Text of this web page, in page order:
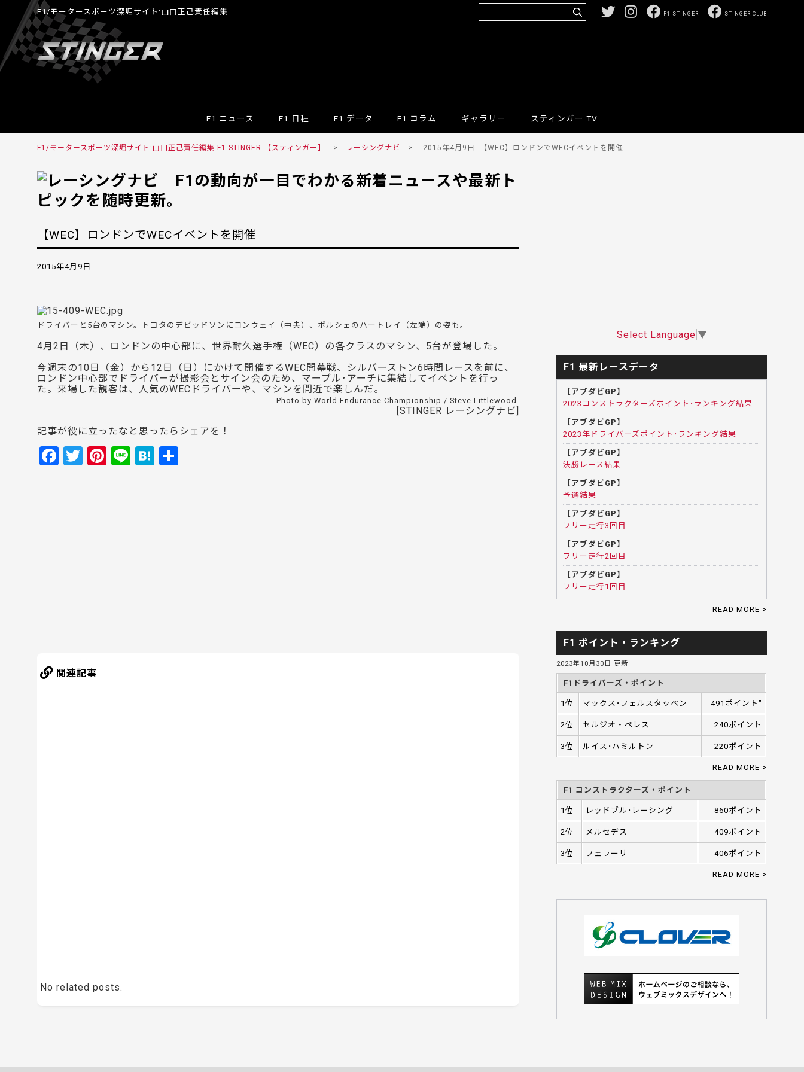
F1/モータースポーツ深堀サイト:山口正己責任編集 STINGER CLUB
F1 STINGER
F1 ニュース F1 日程 F1 データ F1 コラム ギャラリー スティンガー TV
F1/モータースポーツ深堀サイト:山口正己責任編集 F1 STINGER 【スティンガー】 > レーシングナビ > 2015年4月9日 【WEC】ロンドンでWECイベントを開催
【WEC】ロンドンでWECイベントを開催
2015年4月9日
ドライバーと5台のマシン。トヨタのデビッドソンにコンウェイ（中央）、ポルシェのハートレイ（左端）の姿も。
4月2日（木）、ロンドンの中心部に、世界耐久選手権（WEC）の各クラスのマシン、5台が登場した。
今週末の10日（金）から12日（日）にかけて開催するWEC開幕戦、シルバーストン6時間レースを前に、
ロンドン中心部でドライバーが撮影会とサイン会のため、マーブル･アーチに集結してイベントを行っ
た。来場した観客は、人気のWECドライバーや、マシンを間近で楽しんだ。
Photo by World Endurance Championship / Steve Littlewood
[STINGER レーシングナビ]
記事が役に立ったなと思ったらシェアを！
F
T
Pi Li H
関連記事
No related posts.
Select Language ▼
F1 最新レースデータ
【アブダビGP】
2023コンストラクターズポイント･ランキング結果
【アブダビGP】
2023年ドライバーズポイント･ランキング結果
【アブダビGP】
決勝レース結果
【アブダビGP】
予選結果
【アブダビGP】
フリー走行3回目
【アブダビGP】
フリー走行2回目
【アブダビGP】
フリー走行1回目
READ MORE >
F1 ポイント・ランキング
2023年10月30日 更新
F1ドライバーズ・ポイント
1位 マックス･フェルスタッペン 491ポイント"
2位 セルジオ・ペレス 240ポイント
3位 ルイス･ハミルトン 220ポイント
READ MORE >
F1 コンストラクターズ・ポイント
1位 レッドブル･レーシング 860ポイント
2位 メルセデス 409ポイント
3位 フェラーリ 406ポイント
READ MORE >